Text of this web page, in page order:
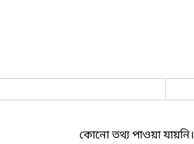
কোনো তথ্য পাওয়া যায়নি।